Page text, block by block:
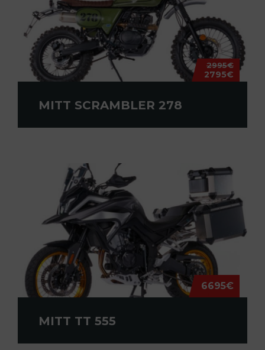
2995€
2795€
MITT SCRAMBLER 278
6695€
MITT TT 555